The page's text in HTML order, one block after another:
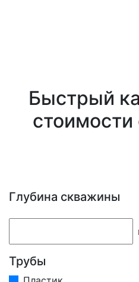
Быстрый
Глубина скважины
Трубы